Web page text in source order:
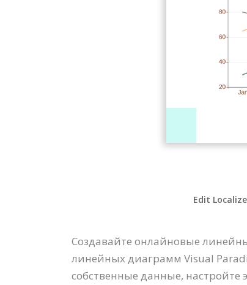
Edit
Создавайте онлайновые
линейных диаграмм Visual
собственные данные, настройте